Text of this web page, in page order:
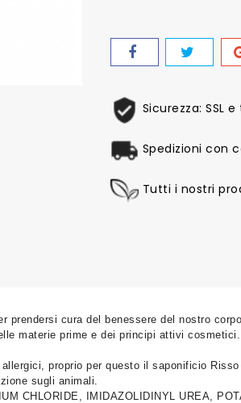
Sicurezza: SSL
Spedizioni con
Tutti i nostri
prendersi cura del benessere del nostro
materie prime e dei principi attivi
proprio per questo il saponificio
sugli animali.
CHLORIDE, IMIDAZOLIDINYL UREA,